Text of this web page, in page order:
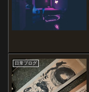
日常ブログ